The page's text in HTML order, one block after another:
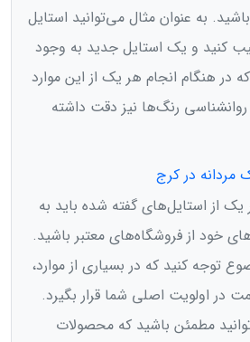
به عنوان مثال می‌‌توانید استایل
کنید و یک استایل جدید به وجود
در هنگام انجام هر یک از این موارد
رنگ‌ها نیز دقت داشته
مردانه در کرج
یک از استایل‌های گفته شده باید به
خود از فروشگاه‌‌های معتبر باشید.
توجه کنید که در بسیاری از موارد،
در اولویت اصلی شما قرار بگیرد.
مطمئن باشید که محصولات